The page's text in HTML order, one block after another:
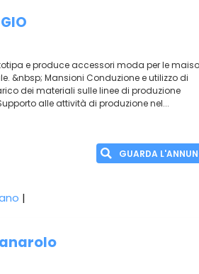
e produce accessori moda per le
&nbsp; Mansioni Conduzione e utilizzo di
dei materiali sulle linee di produzione
alle attività di produzione nel...
GUARDA
|